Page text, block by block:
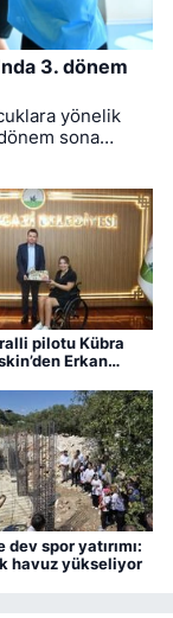
3. dönem
yönelik
sona
pilotu Kübra
Erkan
dev spor yatırımı:
havuz yükseliyor